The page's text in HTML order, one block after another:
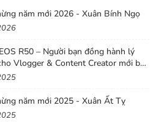
năm mới 2026 - Xuân Bính Ngọ
R50 – Người bạn đồng hành lý
Vlogger & Content Creator mới bắt
năm mới 2025 - Xuân Ất Tỵ